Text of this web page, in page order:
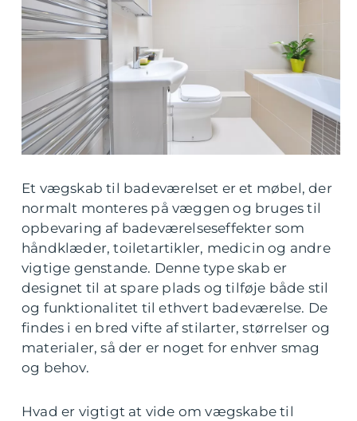
Et vægskab til badeværelset er et møbel, der
normalt monteres på væggen og bruges til
opbevaring af badeværelseseffekter som
håndklæder, toiletartikler, medicin og andre
vigtige genstande. Denne type skab er
designet til at spare plads og tilføje både stil
og funktionalitet til ethvert badeværelse. De
findes i en bred vifte af stilarter, størrelser og
materialer, så der er noget for enhver smag
og behov.
Hvad er vigtigt at vide om vægskabe til